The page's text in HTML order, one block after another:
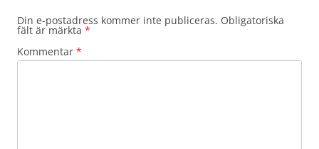
Din e-postadress kommer inte publiceras. Obligatoriska
fält är märkta *
Kommentar *